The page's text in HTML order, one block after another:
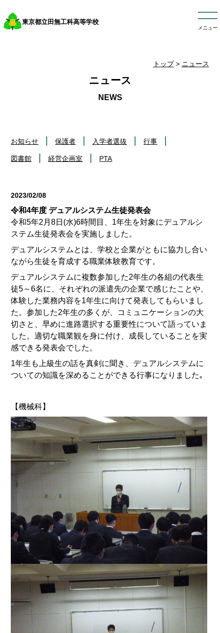
東京都立田無工科高等学校
メニュー
トップ> ニュース
ニュース
お知らせ 保護者 入学者選抜 行事
図書館 経営企画室 PTA
2023/02/08
令和4年度 デュアルシステム生徒発表会
令和5年2月8日(水)6時間目、1年生を対象にデュアルシ
ステム生徒発表会を実施しました。
デュアルシステムとは、学校と企業がともに協力し合い
ながら生徒を育成する職業体験教育です。
デュアルシステムに複数参加した2年生の各組の代表生
徒5～6名に、それぞれの派遣先の企業で感じたことや、
体験した業務内容を1年生に向けて発表してもらいまし
た。参加した2年生の多くが、コミュニケーションの大
切さと、早めに進路選択する重要性について語っていま
した。適切な職業観を身に付け、成長していることを実
感できる発表会でした。
1年生も上級生の話を真剣に聞き、デュアルシステムに
ついての知識を深めることができる行事になりました｡
【機械科】